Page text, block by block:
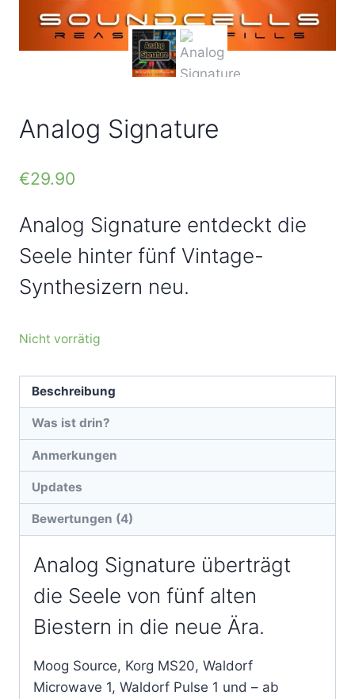
Analog Signature
€29.90
Analog Signature entdeckt die
Seele hinter fünf Vintage-
Synthesizern neu.
Nicht vorrätig
Beschreibung
Was ist drin?
Anmerkungen
Updates
Bewertungen (4)
Analog Signature überträgt
die Seele von fünf alten
Biestern in die neue Ära.
Moog Source, Korg MS20, Waldorf
Microwave 1, Waldorf Pulse 1 und – ab